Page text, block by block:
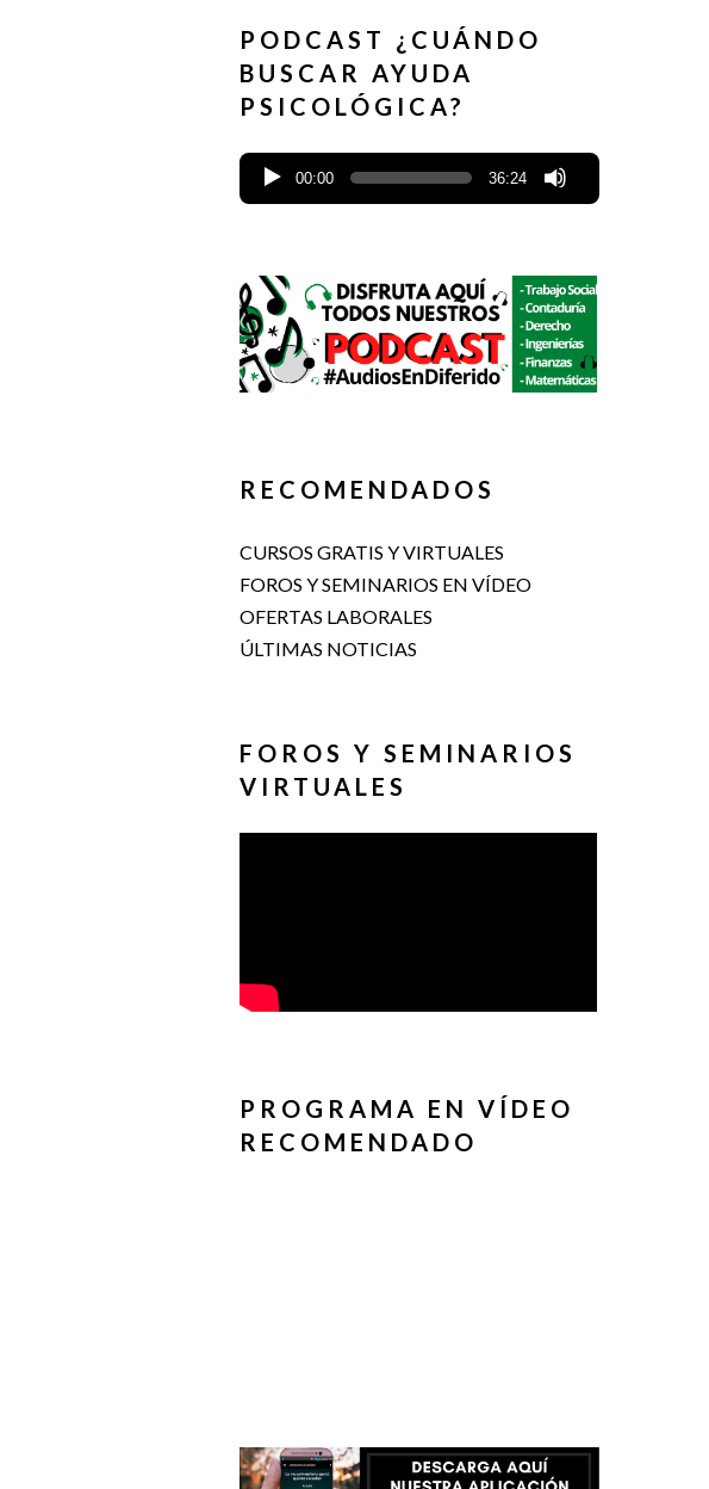
PODCAST ¿CUÁNDO
BUSCAR AYUDA
PSICOLÓGICA?
00:00 36:24
RECOMENDADOS
CURSOS GRATIS Y VIRTUALES
FOROS Y SEMINARIOS EN VÍDEO
OFERTAS LABORALES
ÚLTIMAS NOTICIAS
FOROS Y SEMINARIOS
VIRTUALES
PROGRAMA EN VÍDEO
RECOMENDADO